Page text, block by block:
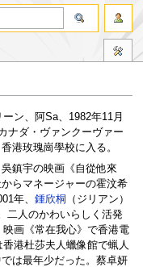
ン、阿Sa、1982年11月
ナダ・ヴァンクーヴァー
港玫瑰崗學校に入る。
鎮宇の映画《自從他來
らマネージャーの霍汶希
年、 鍾欣桐 （ジリアン）
二人のかわいらしく活発
画《常在我心》で香港電
港杜莎夫人蠟像館で蝋人
は最年少だった。蔡卓妍